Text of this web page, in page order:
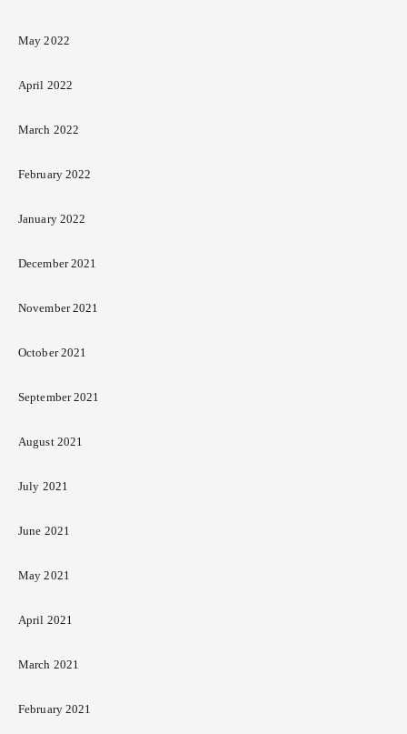
May 2022
April 2022
March 2022
February 2022
January 2022
December 2021
November 2021
October 2021
September 2021
August 2021
July 2021
June 2021
May 2021
April 2021
March 2021
February 2021